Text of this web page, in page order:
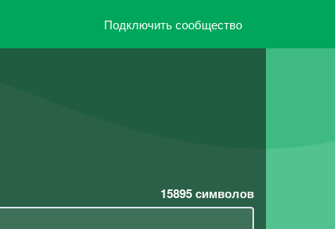
Подключить сообщество
15895символов